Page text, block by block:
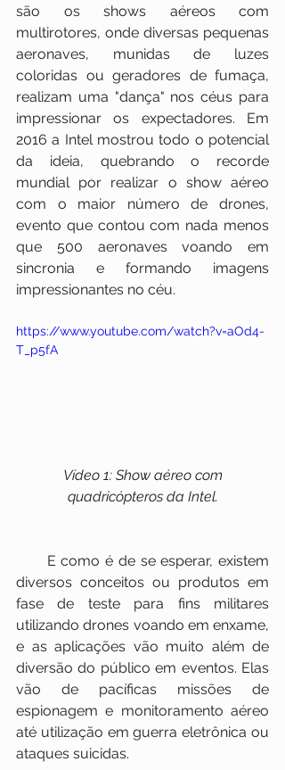
são os shows aéreos com
multirotores, onde diversas pequenas
aeronaves, munidas de luzes
coloridas ou geradores de fumaça,
realizam uma "dança" nos céus para
impressionar os expectadores. Em
2016 a Intel mostrou todo o potencial
da ideia, quebrando o recorde
mundial por realizar o show aéreo
com o maior número de drones,
evento que contou com nada menos
que 500 aeronaves voando em
sincronia e formando imagens
impressionantes no céu.
https://www.youtube.com/watch?v=aOd4-
T_p5fA
Vídeo 1: Show aéreo com
quadricópteros da Intel.
diversos conceitos ou produtos em
fase de teste para fins militares
utilizando drones voando em enxame,
e as aplicações vão muito além de
diversão do público em eventos. Elas
vão de pacíficas missões de
espionagem e monitoramento aéreo
até utilização em guerra eletrônica ou
ataques suicidas.